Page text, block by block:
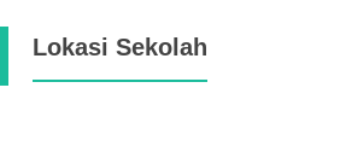
Lokasi Sekolah